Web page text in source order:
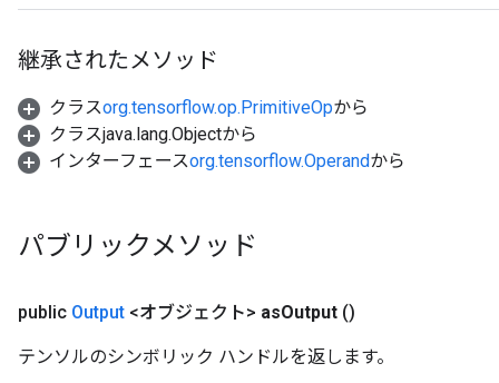
継承されたメソッド
クラスorg.tensorflow.op.PrimitiveOpから
クラスjava.lang.Objectから
インターフェースorg.tensorflow.Operandから
パブリックメソッド
public Output <オブジェクト> asOutput ()
テンソルのシンボリック ハンドルを返します。